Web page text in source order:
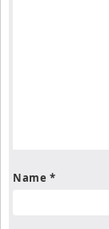
Name *